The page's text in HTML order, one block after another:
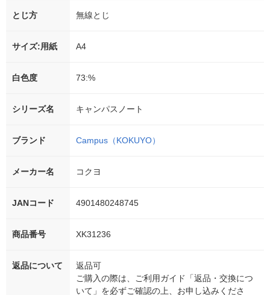
とじ方 無線とじ
サイズ:用紙 A4
白色度 73:%
シリーズ名 キャンパスノート
ブランド Campus（KOKUYO）
メーカー名 コクヨ
JANコード 4901480248745
商品番号 XK31236
返品について
返品可
ご購入の際は、ご利用ガイド「返品・交換につ
いて」を必ずご確認の上、お申し込みくださ